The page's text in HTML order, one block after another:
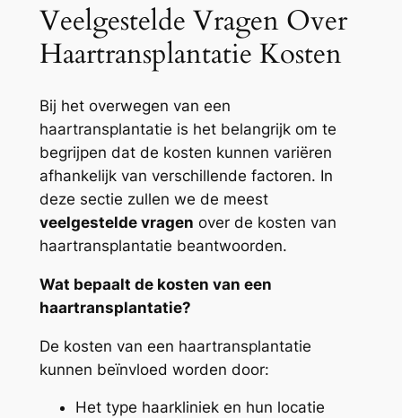
Veelgestelde Vragen Over
Haartransplantatie Kosten
Bij het overwegen van een
haartransplantatie is het belangrijk om te
begrijpen dat de kosten kunnen variëren
afhankelijk van verschillende factoren. In
deze sectie zullen we de meest
veelgestelde vragen over de kosten van
haartransplantatie beantwoorden.
Wat bepaalt de kosten van een
haartransplantatie?
De kosten van een haartransplantatie
kunnen beïnvloed worden door:
Het type haarkliniek en hun locatie